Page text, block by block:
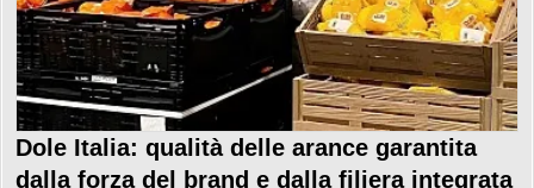
Dole Italia: qualità delle arance garantita
dalla forza del brand e dalla filiera integrata